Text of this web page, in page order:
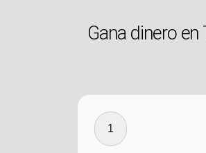
Gana dinero
1